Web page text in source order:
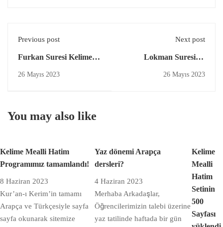
Previous post
Furkan Suresi Kelime
26 Mayıs 2023
Next post
Lokman Suresi ve
26 Mayıs 2023
You may also like
Kelime Mealli Hatim
Programımız tamamlandı!
8 Haziran 2023
Kur’an-ı Kerim’in tamamı
Arapça ve Türkçesiyle sayfa
sayfa okunarak sitemize
Yaz dönemi Arapça
dersleri?
4 Haziran 2023
Merhaba Arkadaşlar,
Öğrencilerimizin talebi üzerine
yaz tatilinde haftada bir gün
Kelime
Mealli
Hatim
Setinin
500
Sayfası